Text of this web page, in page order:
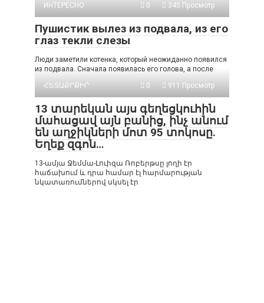
ИНТЕРЕСНО
0 345 Просмотр
Пушистик вылез из подвала, из его
глаз текли слезы
Люди заметили котенка, который неожиданно появился
из подвала. Сначала появилась его голова, а после
ՀԵՏԱՔՐՔԻՐ
0 911 Просмотр
13 տարեկան այս գեղեցկուհին
մահացավ այն բանից, ինչ անում
են աղջիկների մոտ 95 տոկոսը.
Եղեք զգոն…
13-ամյա Ջեմմա-Լուիզա Ռոբերթսը լողի էր
հաճախում և դրա համար էլ հարմարության
նկատառումներով սկսել էր